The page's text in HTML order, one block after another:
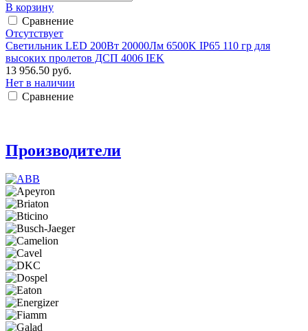
В корзину
Сравнение
Отсутствует
Светильник LED 200Вт 20000Лм 6500K IP65 110 гр для
высоких пролетов ДСП 4006 IEK
13 956.50 руб.
Нет в наличии
Сравнение
Производители